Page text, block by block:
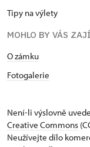
Tipy na výlety
MOHLO BY VÁS
O zámku
Fotogalerie
Není-li výslovně
Creative Commons
Neužívejte dílo